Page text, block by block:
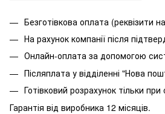
Безготівкова оплата (реквізити
На рахунок компанії після
Онлайн-оплата за допомогою
Післяплата у відділенні "Нова
Готівковий розрахунок тільки
Гарантія від виробника 12 місяців.